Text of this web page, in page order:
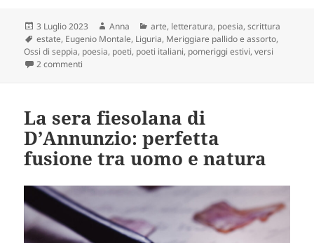
Scritto
il
3 Luglio 2023 Autore
Anna Categorie
arte, letteratura, poesia,scrittura
Tag
estate, Eugenio Montale, Liguria, Meriggiare pallido e assorto,
Ossi di seppia, poesia, poeti, poeti italiani, pomeriggi estivi,versi
2 commenti
La sera fiesolana di
D’Annunzio: perfetta
fusione tra uomo e natura